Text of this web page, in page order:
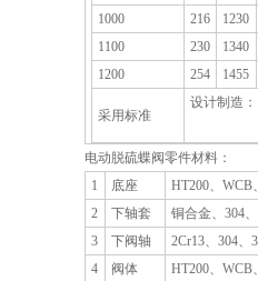
1000
216
1230
1100
230
1340
1200
254 1455
采用标准
设计制造：
电动脱硫蝶阀零件材料：
1
底座
HT200、WCB
2
下轴套
铜合金、304
3
下阀轴
2Cr13、304、
4
阀体
HT200、WCB